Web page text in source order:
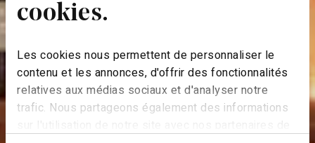
cookies.
Les cookies nous permettent de personnaliser le
contenu et les annonces, d'offrir des fonctionnalités
relatives aux médias sociaux et d'analyser notre
trafic. Nous partageons également des informations